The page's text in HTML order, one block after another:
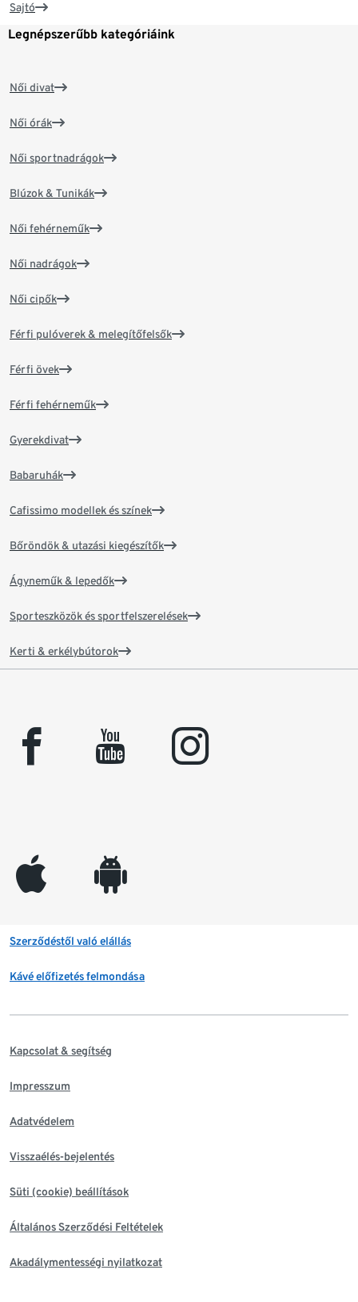
Sajtó
Legnépszerűbb kategóriáink
Női divat
Női órák
Női sportnadrágok
Blúzok & Tunikák
Női fehérneműk
Női nadrágok
Női cipők
Férfi pulóverek & melegítőfelsők
Férfi övek
Férfi fehérneműk
Gyerekdivat
Babaruhák
Cafissimo modellek és színek
Bőröndök & utazási kiegészítők
Ágyneműk & lepedők
Sporteszközök és sportfelszerelések
Kerti & erkélybútorok
facebook youtube instagram
appleinc android
Szerződéstől való elállás
Kávé előfizetés felmondása
Kapcsolat & segítség
Impresszum
Adatvédelem
Visszaélés-bejelentés
Süti (cookie) beállítások
Általános Szerződési Feltételek
Akadálymentességi nyilatkozat